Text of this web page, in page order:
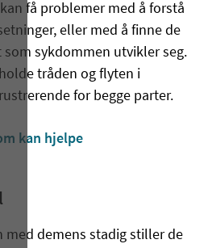
få problemer med å forstå
eller med å finne de
sykdommen utvikler seg.
tråden og flyten i
for begge parter.
kan hjelpe
med demens stadig stiller de